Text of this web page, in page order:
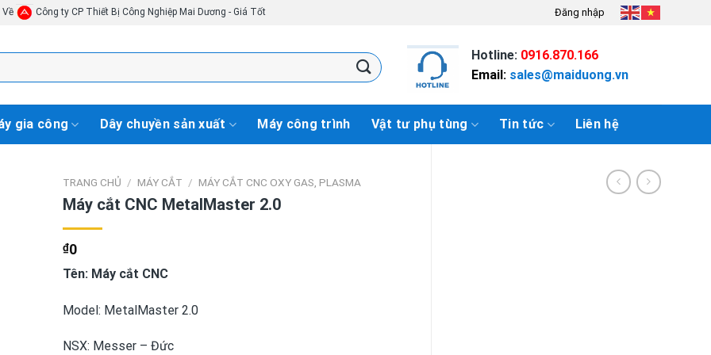
Công ty CP Thiết Bị Công Nghiệp Mai Dương - Giá Tốt Đăng nhập
Hotline: 0916.870.166
Email: sales@maiduong.vn
gia công Dây chuyền sản xuất Máy công trình Vật tư phụ tùng Tin tức Liên hệ
TRANG CHỦ / MÁY CẮT / MÁY CẮT CNC OXY GAS, PLASMA
Máy cắt CNC MetalMaster 2.0
₫0
Tên: Máy cắt CNC
Model: MetalMaster 2.0
NSX: Messer – Đức